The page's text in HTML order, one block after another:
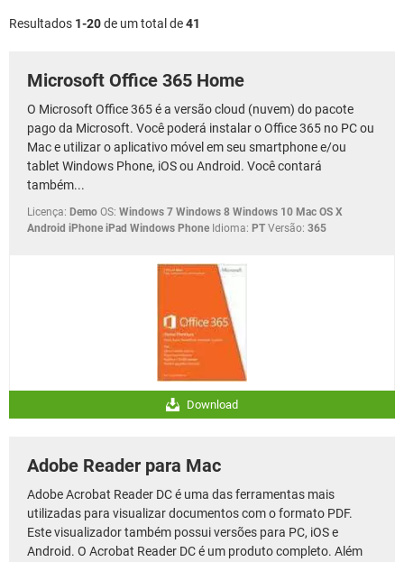
Resultados 1-20de um total de41
Microsoft Office 365 Home
O Microsoft Office 365 é a versão cloud (nuvem) do pacote
pago da Microsoft. Você poderá instalar o Office 365 no PC ou
Mac e utilizar o aplicativo móvel em seu smartphone e/ou
tablet Windows Phone, iOS ou Android. Você contará
também...
Licença: Demo OS: Windows 7 Windows 8 Windows 10 Mac OS X
Android iPhone iPad Windows Phone Idioma: PT Versão: 365
Download
Adobe Reader para Mac
Adobe Acrobat Reader DC é uma das ferramentas mais
utilizadas para visualizar documentos com o formato PDF.
Este visualizador também possui versões para PC, iOS e
Android. O Acrobat Reader DC é um produto completo. Além